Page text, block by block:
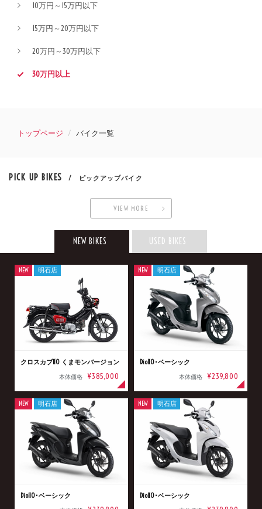
10万円～15万円以下
15万円～20万円以下
20万円～30万円以下
30万円以上
トップページ バイク一覧
PICK UP BIKES / ピックアップバイク
VIEW MORE
NEW BIKES USED BIKES
クロスカブ110 くまモンバージョン
本体価格 ¥385,000
NEW 明石店
Dio110･ベーシック
本体価格 ¥239,800
NEW 明石店
Dio110･ベーシック
NEW 明石店
Dio110･ベーシック
NEW 明石店